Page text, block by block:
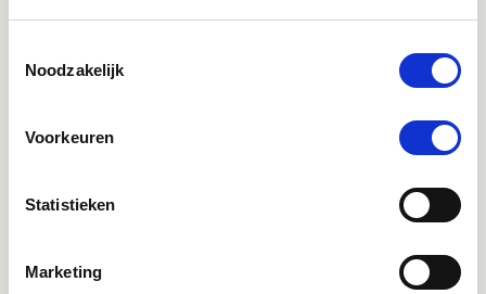
Noodzakelijk
Voorkeuren
Statistieken
Marketing
Bekijk Facebook
Inspiratie, informatie en bereikbaar voor vragen
Inspiratie & informatie
Mail